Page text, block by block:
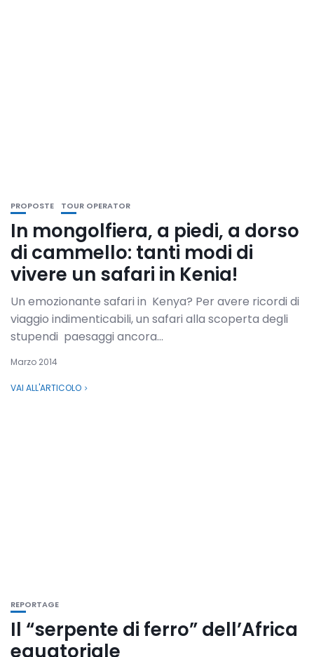
PROPOSTE TOUR OPERATOR
In mongolfiera, a piedi, a dorso
di cammello: tanti modi di
vivere un safari in Kenia!
Un emozionante safari in Kenya? Per avere ricordi di
viaggio indimenticabili, un safari alla scoperta degli
stupendi paesaggi ancora...
Marzo 2014
VAI ALL'ARTICOLO
REPORTAGE
Il “serpente di ferro” dell’Africa
equatoriale